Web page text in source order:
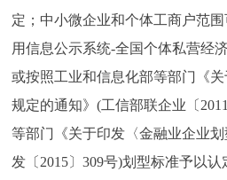
定；中小微企业和个体工商户范
用信息公示系统-全国个体私营经
或按照工业和信息化部等部门《
规定的通知》(工信部联企业〔
等部门《关于印发〈金融业企业
发〔2015〕309号)划型标准予以认